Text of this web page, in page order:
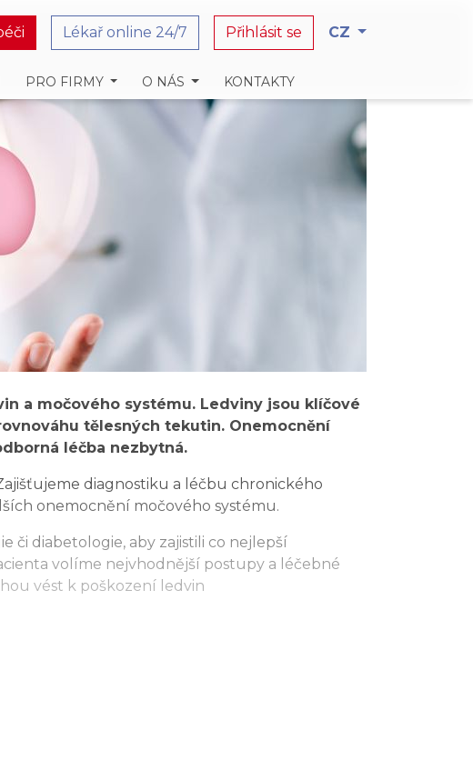
Lékař online 24/7 Přihlásit se CZ
PRO FIRMY O NÁS KONTAKTY
a močového systému. Ledviny jsou klíčové
tělesných tekutin. Onemocnění
léčba nezbytná.
diagnostiku a léčbu chronického
onemocnění močového systému.
či diabetologie, aby zajistili co nejlepší
volíme nejvhodnější postupy a léčebné
vést k poškození ledvin